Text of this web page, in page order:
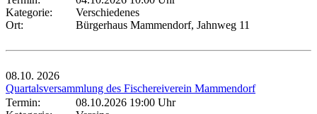
Kategorie:
Verschiedenes
Ort:
Bürgerhaus Mammendorf, Jahnweg 11
08.10. 2026
Quartalsversammlung des Fischereiverein Mammendorf
Termin:
08.10.2026 19:00 Uhr